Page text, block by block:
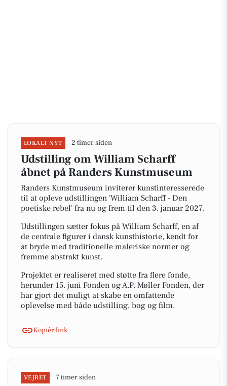
LOKALT NYT 2 timer siden
Udstilling om William Scharff
åbnet på Randers Kunstmuseum
Randers Kunstmuseum inviterer kunstinteresserede
til at opleve udstillingen 'William Scharff - Den
poetiske rebel' fra nu og frem til den 3. januar 2027.
Udstillingen sætter fokus på William Scharff, en af
de centrale figurer i dansk kunsthistorie, kendt for
at bryde med traditionelle maleriske normer og
fremme abstrakt kunst.
Projektet er realiseret med støtte fra flere fonde,
herunder 15. juni Fonden og A.P. Møller Fonden, der
har gjort det muligt at skabe en omfattende
oplevelse med både udstilling, bog og film.
Kopiér link
VEJRET 7 timer siden